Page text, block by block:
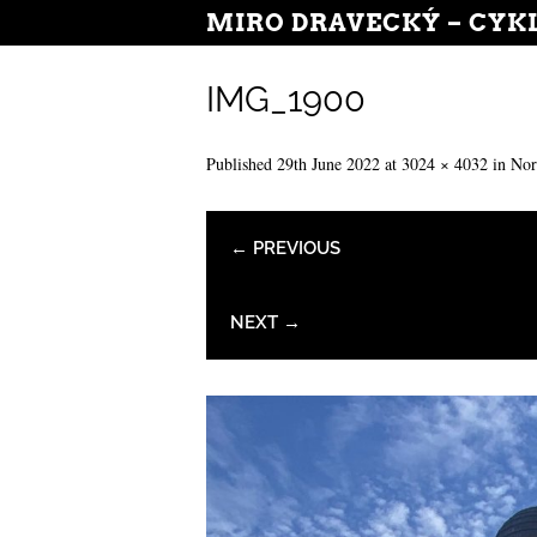
MIRO DRAVECKÝ –
IMG_1900
Published 29th June 2022 at 3024 × 4032 in
← PREVIOUS
NEXT →